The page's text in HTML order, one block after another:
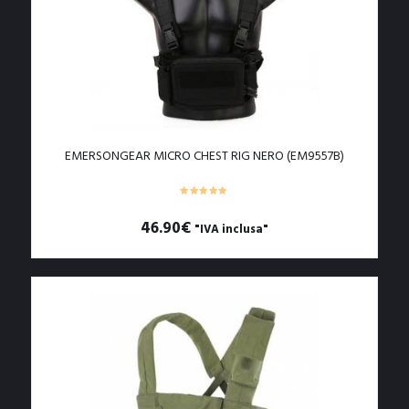
EMERSONGEAR MICRO CHEST RIG NERO (EM9557B)
46.90€ "IVA inclusa"